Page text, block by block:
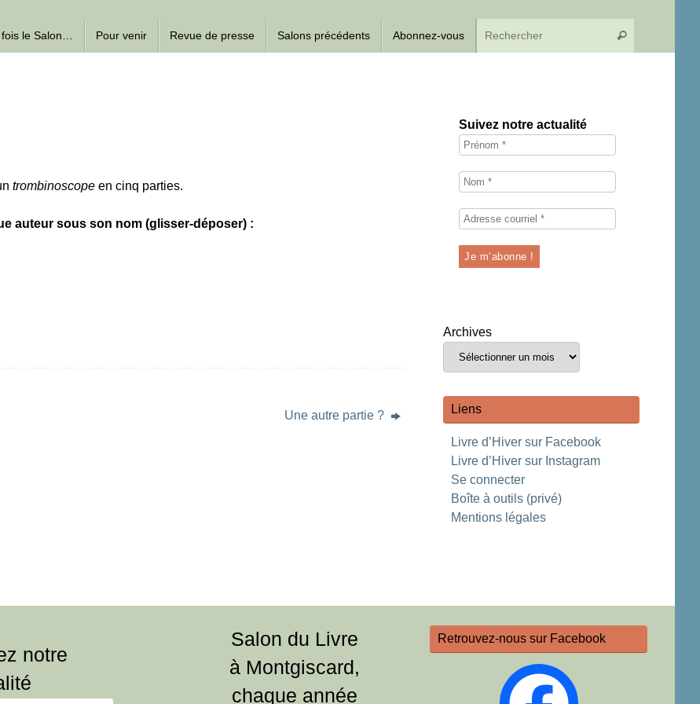
le Salon… Pour venir Revue de presse Salons précédents Abonnez-vous Rechercher
trombinoscope en cinq parties.
auteur sous son nom (glisser-déposer) :
Une autre partie ?
Suivez notre actualité
Archives
Liens
Livre d’Hiver sur Facebook
Livre d’Hiver sur Instagram
Se connecter
Boîte à outils (privé)
Mentions légales
notre
Salon du Livre
à Montgiscard,
chaque année
Retrouvez-nous sur Facebook